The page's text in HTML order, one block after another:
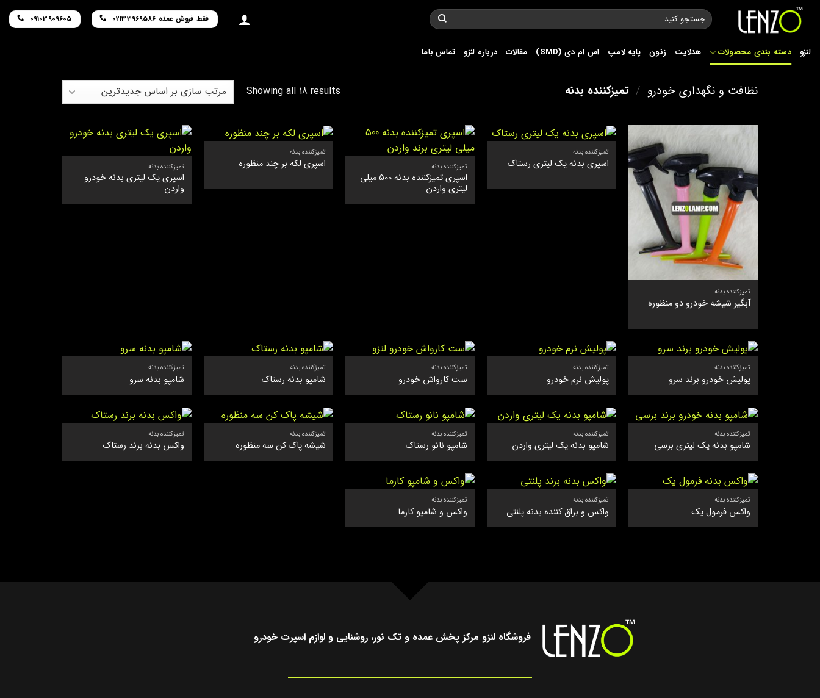
Skip
content
جستجو
برای:
فقط فروش عمده 02133969586 09103909605
لنزو دسته بندی محصولات هدلایت زنون پایه لامپ اس ام دی (SMD) مقالات درباره لنزو تماس باما
نظافت و نگهداری خودرو / تمیزکننده بدنه Showing all 18 results
Sorted
تمیزکننده بدنه
آبگیر شیشه خودرو دو منظوره
تمیزکننده بدنه
اسپری بدنه یک لیتری رستاک تمیزکننده بدنه
اسپری تمیزکننده بدنه 500 میلی
لیتری واردن
تمیزکننده بدنه
اسپری لکه بر چند منظوره تمیزکننده بدنه
اسپری یک لیتری بدنه خودرو
واردن
تمیزکننده بدنه
پولیش خودرو برند سرو
تمیزکننده بدنه
پولیش نرم خودرو
تمیزکننده بدنه
ست کارواش خودرو
تمیزکننده بدنه
شامپو بدنه رستاک
تمیزکننده بدنه
شامپو بدنه سرو
تمیزکننده بدنه
شامپو بدنه یک لیتری برسی
تمیزکننده بدنه
شامپو بدنه یک لیتری واردن
تمیزکننده بدنه
شامپو نانو رستاک
تمیزکننده بدنه
شیشه پاک کن سه منظوره
تمیزکننده بدنه
واکس بدنه برند رستاک
تمیزکننده بدنه
واکس فرمول یک
تمیزکننده بدنه
واکس و براق کننده بدنه پلنتی
تمیزکننده بدنه
واکس و شامپو کارما
فروشگاه لنزو مرکز پخش عمده و تک نور، روشنایی و لوازم اسپرت خودرو